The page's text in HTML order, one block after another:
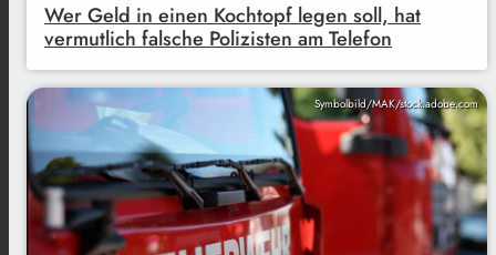
Wer Geld in einen Kochtopf legen soll, hat
vermutlich falsche Polizisten am Telefon
Symbolbild/MAK/stock.adobe.com